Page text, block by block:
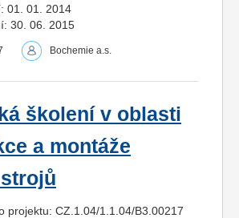
01. 01. 2014
30. 06. 2015
Bochemie a.s.
školení v oblasti
a montáže
projektu: CZ.1.04/1.1.04/B3.00217